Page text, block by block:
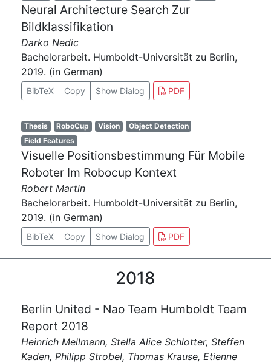
Neural Architecture Search Zur
Bildklassifikation
Darko Nedic
Bachelorarbeit. Humboldt-Universität zu Berlin,
2019. (in German)
BibTeX Copy Show Dialog PDF
Thesis RoboCup Vision
Object Detection
Field Features
Visuelle Positionsbestimmung Für Mobile
Roboter Im Robocup Kontext
Robert Martin
Bachelorarbeit. Humboldt-Universität zu Berlin,
2019. (in German)
BibTeX Copy Show Dialog PDF
2018
Berlin United - Nao Team Humboldt Team
Report 2018
Heinrich Mellmann, Stella Alice Schlotter, Steffen
Kaden, Philipp Strobel, Thomas Krause, Etienne